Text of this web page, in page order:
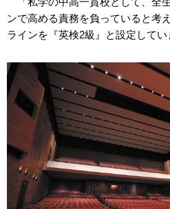
ンで高める責務を負っていると考
ラインを『英検2級』と設定してい